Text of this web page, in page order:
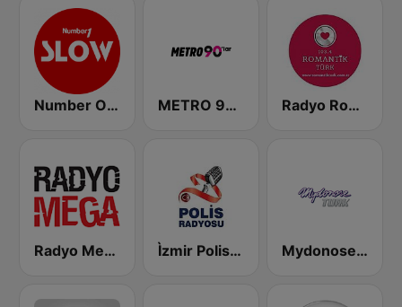
Number One Türk Slow FM METRO 90'LAR Radyo Romantik Turk
Radyo Mega Ìzmir Polis Radyosu 96.7 FM Mydonose Turk